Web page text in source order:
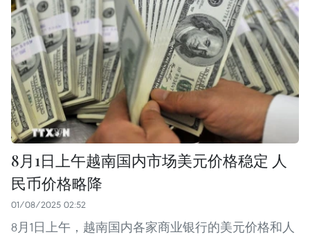
8月1日上午越南国内市场美元价格稳定 人
民币价格略降
01/08/2025 02:52
8月1日上午，越南国内各家商业银行的美元价格和人